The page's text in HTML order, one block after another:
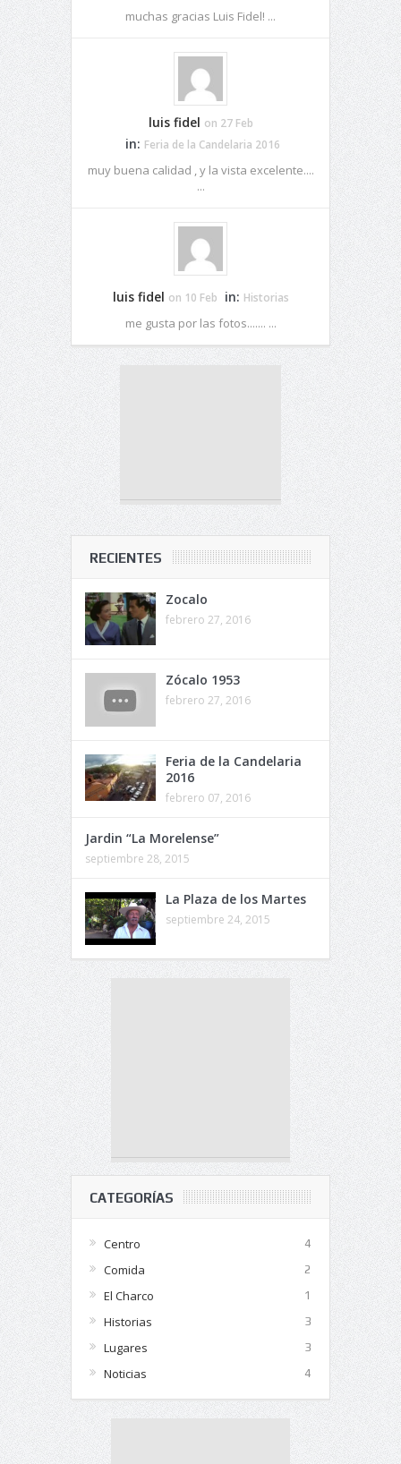
muchas gracias Luis Fidel! ...
luis fidel on 27 Feb
in: Feria de la Candelaria 2016
muy buena calidad , y la vista excelente....
...
luis fidel on 10 Feb in: Historias
me gusta por las fotos....... ...
RECIENTES
Zocalo
febrero 27, 2016
Zócalo 1953
febrero 27, 2016
Feria de la Candelaria
2016
febrero 07, 2016
Jardin “La Morelense”
septiembre 28, 2015
La Plaza de los Martes
septiembre 24, 2015
CATEGORÍAS
Centro 4
Comida 2
El Charco 1
Historias 3
Lugares 3
Noticias 4